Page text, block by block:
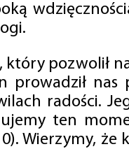
który pozwolił
prowadził nas
radości.
ten
Wierzymy, że